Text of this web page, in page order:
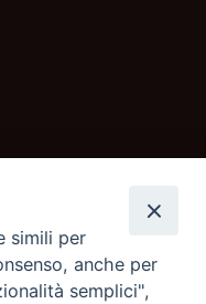
simili per
anche per
semplici",